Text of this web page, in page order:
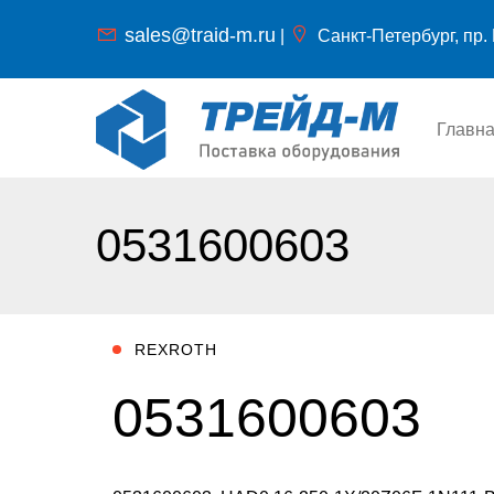
sales@traid-m.ru Санкт-Петербург,
0531600603
REXROTH
0531600603